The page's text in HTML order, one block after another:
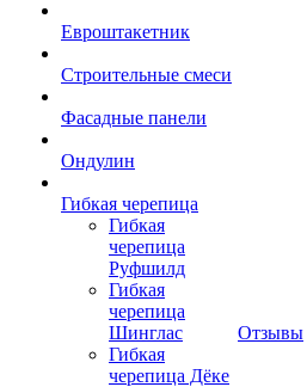
Евроштакетник
Строительные смеси
Фасадные панели
Ондулин
Гибкая черепица
Гибкая
черепица
Руфшилд
Гибкая
черепица
Шинглас
Гибкая
черепица Дёке
Отзывы